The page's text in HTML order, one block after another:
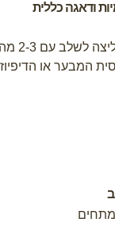
ודאגה כללית